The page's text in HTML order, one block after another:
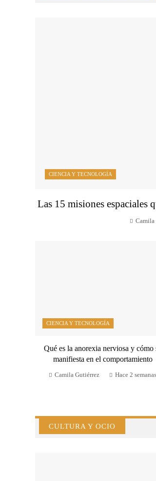
CIENCIA Y TECNOLOGÍA
Las 15 misiones espaciales
Camila
CIENCIA Y TECNOLOGÍA
Qué es la anorexia nerviosa y cómo
manifiesta en el comportamiento
Camila Gutiérrez Hace 2 semanas
CULTURA Y OCIO